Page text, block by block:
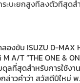
ะบะยกสูงที่ลงตัวที่สุดส
องขับ ISUZU D-MAX
M A/T “THE ONE &
ลที่สุดสำหรับการใช้งา
ล่าวคำว่า สวัสดีปีใหม่